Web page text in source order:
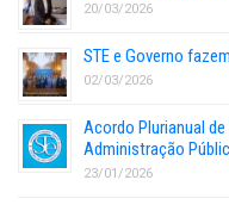
20/03/2026
STE e Governo
02/03/2026
Acordo Plurianual
Administração
23/01/2026